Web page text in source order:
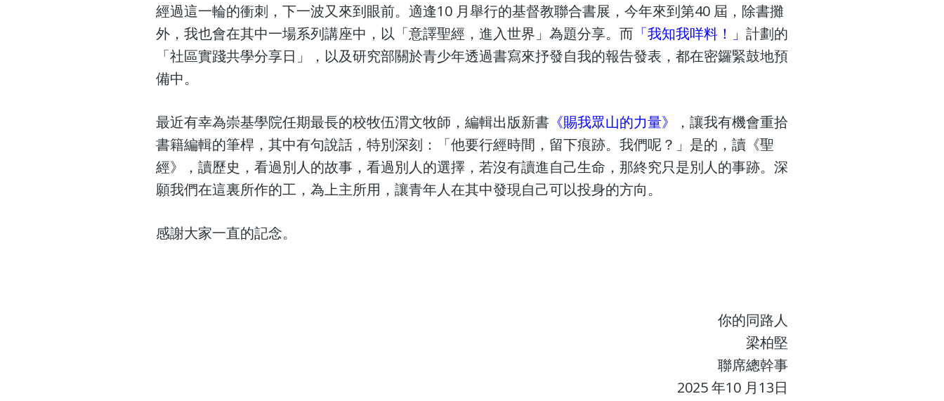
經過這一輪的衝刺，下一波又來到眼前。適逢10 月舉行的基督教聯合書展，今年來到第40 屆，除書攤
外，我也會在其中一場系列講座中，以「意譯聖經，進入世界」為題分享。而 「我知我咩料！」 計劃的
「社區實踐共學分享日」，以及研究部關於青少年透過書寫來抒發自我的報告發表，都在密鑼緊鼓地預
備中。
最近有幸為崇基學院任期最長的校牧伍渭文牧師，編輯出版新書 《賜我眾山的力量》
，讓我有機會重拾
書籍編輯的筆桿，其中有句說話，特別深刻：「他要行經時間，留下痕跡。我們呢？」是的，讀《聖
經》，讀歷史，看過別人的故事，看過別人的選擇，若沒有讀進自己生命，那終究只是別人的事跡。深
願我們在這裏所作的工，為上主所用，讓青年人在其中發現自己可以投身的方向。
感謝大家一直的記念。
你的同路人
梁柏堅
聯席總幹事
2025 年10 月13日